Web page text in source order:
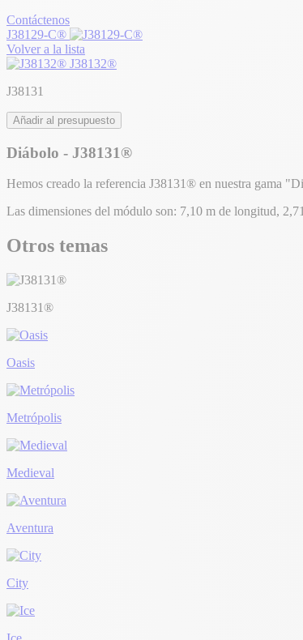
Contáctenos
J38129-C®
Volver a la lista
J38132®
J38131
Añadir al presupuesto
Diábolo - J38131®
Hemos creado la referencia J38131® en nuestra gama
Las dimensiones del módulo son: 7,10 m de longitud,
Otros temas
J38131®
Oasis
Metrópolis
Medieval
Aventura
City